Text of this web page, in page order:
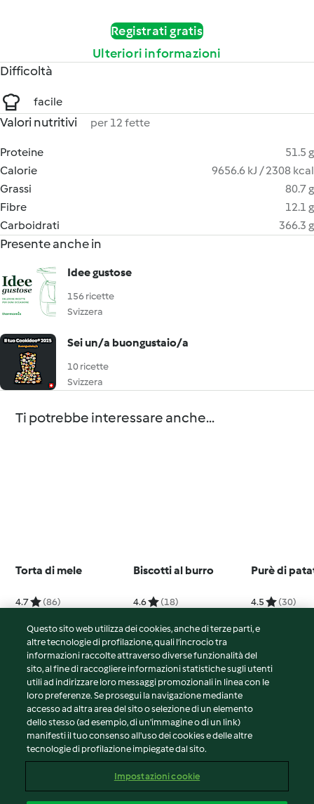
Registrati gratis
Ulteriori informazioni
Difficoltà
facile
Valori nutritivi per 12 fette
Proteine
51.5 g
Calorie
9656.6 kJ / 2308 kcal
Grassi
80.7 g
Fibre
12.1 g
Carboidrati
366.3 g
Presente anche in
Idee gustose
156 ricette
Svizzera
Sei un/a buongustaio/a
10 ricette
Svizzera
Ti potrebbe interessare anche...
Torta di mele
4.7 (86)
Biscotti al burro
4.6 (18)
Purè di
4.5 (30)
© Copyright 2026
Termini del servizio
Informativa sulla privacy
Avvertenze generali
Note legali
Contenuto del rapporto
Questo sito web utilizza dei cookies, anche di terze parti, e
altre tecnologie di profilazione, quali l’incrocio tra
informazioni raccolte attraverso diverse funzionalità del
sito, al fine di raccogliere informazioni statistiche sugli utenti
utili ad indirizzare loro messaggi promozionali in linea con le
loro preferenze. Se prosegui la navigazione mediante
accesso ad altra area del sito o selezione di un elemento
dello stesso (ad esempio, di un'immagine o di un link)
manifesti il tuo consenso all'uso dei cookies e delle altre
tecnologie di profilazione impiegate dal sito.
Impostazioni cookie